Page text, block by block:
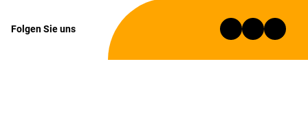
Folgen Sie uns